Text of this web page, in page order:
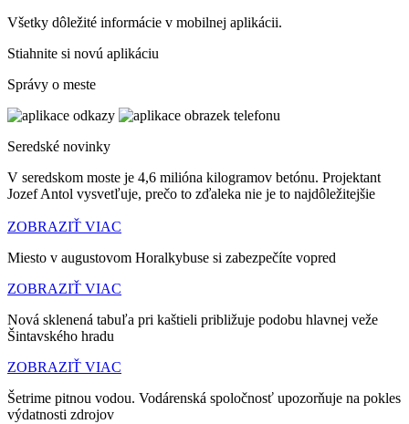
Všetky dôležité informácie v mobilnej aplikácii.
Stiahnite si novú aplikáciu
Správy o meste
Seredské novinky
V seredskom moste je 4,6 milióna kilogramov betónu. Projektant
Jozef Antol vysvetľuje, prečo to zďaleka nie je to najdôležitejšie
ZOBRAZIŤ VIAC
Miesto v augustovom Horalkybuse si zabezpečíte vopred
ZOBRAZIŤ VIAC
Nová sklenená tabuľa pri kaštieli približuje podobu hlavnej veže
Šintavského hradu
ZOBRAZIŤ VIAC
Šetrime pitnou vodou. Vodárenská spoločnosť upozorňuje na pokles
výdatnosti zdrojov